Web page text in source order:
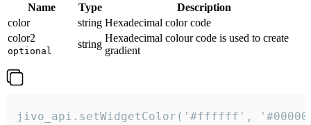
Name Type
Description
color
string Hexadecimal color code
color2
optional
string
Hexadecimal colour code is used to create
gradient
jivo_api.setWidgetColor('#ffffff',